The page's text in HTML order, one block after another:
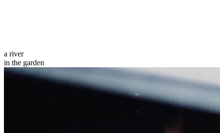
a river
in the garden